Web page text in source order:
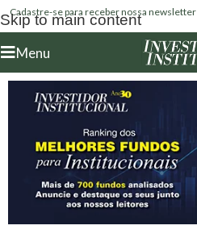
Skip to main content
Cadastre-se para receber nossa newsletter
Menu